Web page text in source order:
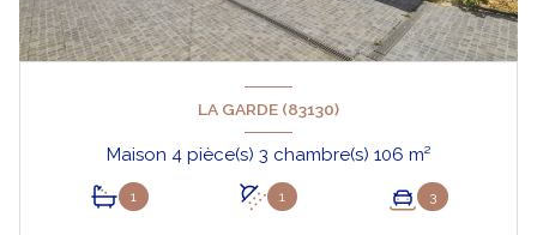
LA GARDE (83130)
Maison 4 pièce(s) 3 chambre(s) 106 m²
1 1 3